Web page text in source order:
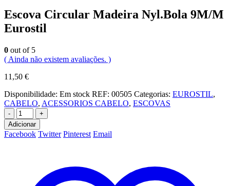
Escova Circular Madeira Nyl.Bola 9M/M
Eurostil
0 out of 5
( Ainda não existem avaliações. )
11,50 €
Disponibilidade: Em stock REF: 00505 Categorias: EUROSTIL,
CABELO, ACESSORIOS CABELO, ESCOVAS
-
+
Adicionar
Facebook Twitter Pinterest Email